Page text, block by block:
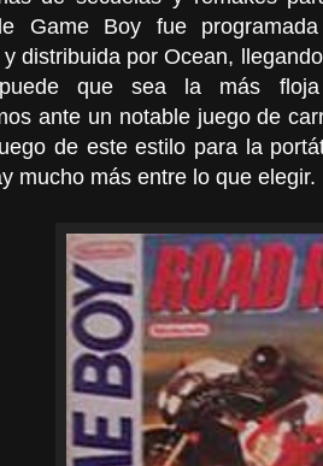
Game Boy fue
distribuida por Ocean,
que sea la más
ante un notable juego de
de este estilo para la
mucho más entre lo que elegir.